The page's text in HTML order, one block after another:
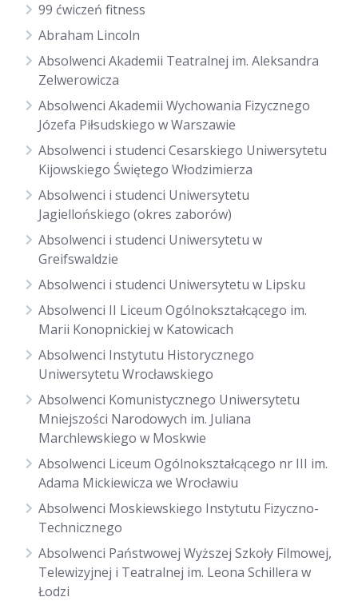
99 ćwiczeń fitness
Abraham Lincoln
Absolwenci Akademii Teatralnej im. Aleksandra
Zelwerowicza
Absolwenci Akademii Wychowania Fizycznego
Józefa Piłsudskiego w Warszawie
Absolwenci i studenci Cesarskiego Uniwersytetu
Kijowskiego Świętego Włodzimierza
Absolwenci i studenci Uniwersytetu
Jagiellońskiego (okres zaborów)
Absolwenci i studenci Uniwersytetu w
Greifswaldzie
Absolwenci i studenci Uniwersytetu w Lipsku
Absolwenci II Liceum Ogólnokształcącego im.
Marii Konopnickiej w Katowicach
Absolwenci Instytutu Historycznego
Uniwersytetu Wrocławskiego
Absolwenci Komunistycznego Uniwersytetu
Mniejszości Narodowych im. Juliana
Marchlewskiego w Moskwie
Absolwenci Liceum Ogólnokształcącego nr III im.
Adama Mickiewicza we Wrocławiu
Absolwenci Moskiewskiego Instytutu Fizyczno-
Technicznego
Absolwenci Państwowej Wyższej Szkoły Filmowej,
Telewizyjnej i Teatralnej im. Leona Schillera w
Łodzi